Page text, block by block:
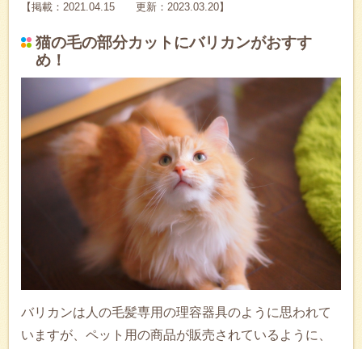
【掲載：2021.04.15 更新：2023.03.20】
猫の毛の部分カットにバリカンがおすす
め！
バリカンは人の毛髪専用の理容器具のように思われて
いますが、ペット用の商品が販売されているように、